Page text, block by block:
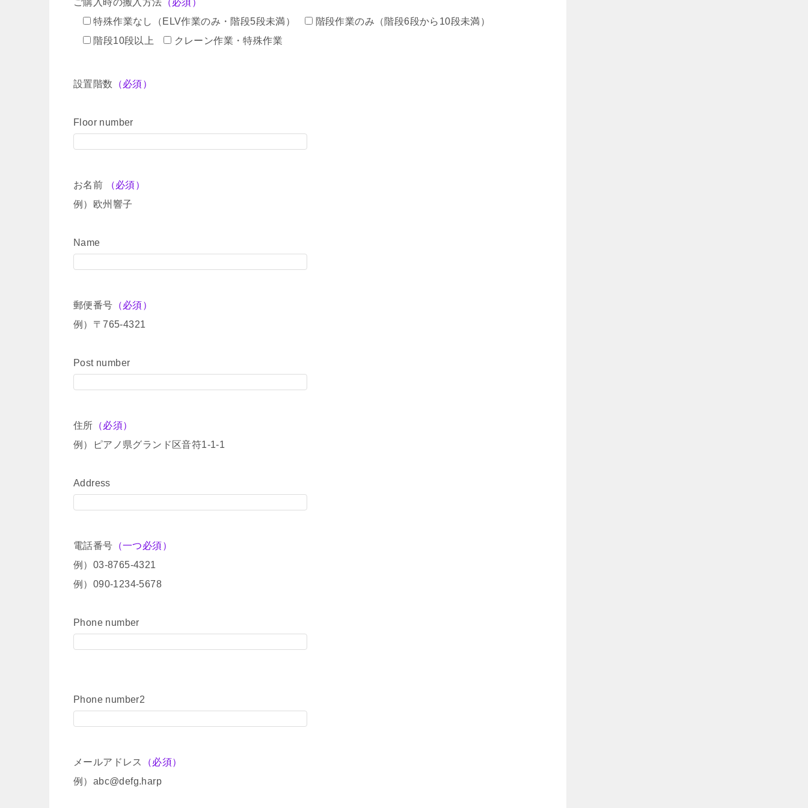
特殊作業なし（ELV作業のみ・階段5段未満）
階段作業のみ（階段6段から10段未満）
階段10段以上
クレーン作業・特殊作業
設置階数 （必須）
Floor number
お名前
（必須）
例）欧州響子
Name
郵便番号 （必須）
例）〒765-4321
Post number
住所 （必須）
例）ピアノ県グランド区音符1-1-1
Address
電話番号 （一つ必須）
例）03-8765-4321
例）090-1234-5678
Phone number
Phone number2
メールアドレス
（必須）
例）abc@defg.harp